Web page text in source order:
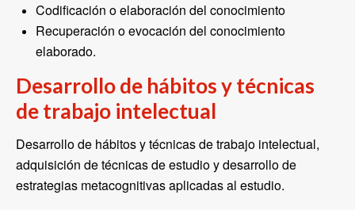
Codificación o elaboración del conocimiento
Recuperación o evocación del conocimiento
elaborado.
Desarrollo de hábitos y técnicas
de trabajo intelectual
Desarrollo de hábitos y técnicas de trabajo intelectual,
adquisición de técnicas de estudio y desarrollo de
estrategias metacognitivas aplicadas al estudio.